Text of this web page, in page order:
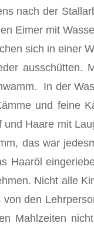
nach der
Eimer mit
sich in einer
ausschütten.
In der
und feine
Haare mit
das war
Nicht alle
den
Mahlzeiten